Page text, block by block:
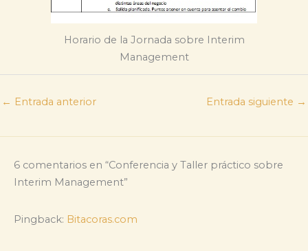
Horario de la Jornada sobre Interim
Management
← Entrada anterior Entrada siguiente →
6 comentarios en “Conferencia y Taller práctico sobre
Interim Management”
Pingback: Bitacoras.com